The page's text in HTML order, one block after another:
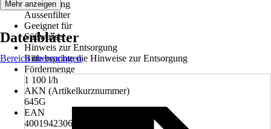
Ausführung
Aussenfilter
Geeignet für
Süßwasser
Hinweis zur Entsorgung
Bitte beachte die Hinweise zur Entsorgung
Fördermenge
1 100 l/h
AKN (Artikelkurznummer)
645G
EAN
4001942306058
Mehr anzeigen
Datenblätter
Bereich überspringen